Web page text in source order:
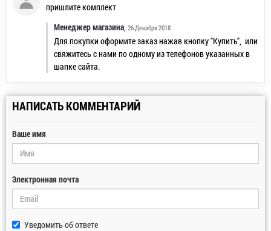
пришлите комплект
Менеджер магазина 26 Декабря 2018
Для покупки оформите заказ нажав кнопку "Купить", или
свяжитесь с нами по одному из телефонов указанных в
шапке сайта.
НАПИСАТЬ КОММЕНТАРИЙ
Ваше имя
Электронная почта
Уведомить об ответе